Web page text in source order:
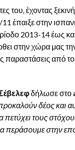
του, έχοντας
έπαιξε στην
2013-14 έως
στην χώρα μας
παραστάσεις από
δήλωσε στο
προκαλούν δέος
πετύχει τους
περάσουμε